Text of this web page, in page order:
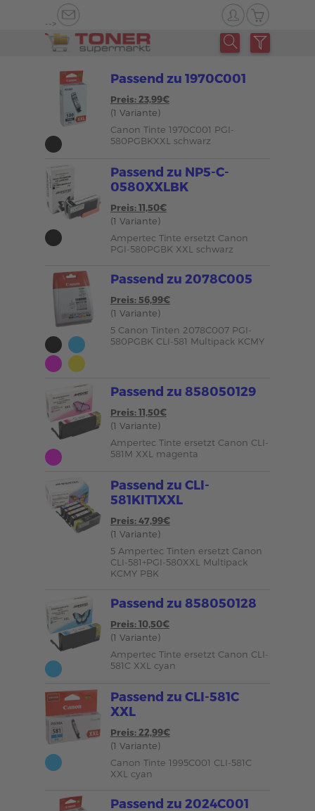
-->
Passend zu 1970C001
Preis: 23,99€
(1 Variante)
Canon Tinte 1970C001 PGI-
580PGBKXXL schwarz
Passend zu NP5-C-
0580XXLBK
Preis: 11,50€
(1 Variante)
Ampertec Tinte ersetzt Canon
PGI-580PGBK XXL schwarz
Passend zu 2078C005
Preis: 56,99€
(1 Variante)
5 Canon Tinten 2078C007 PGI-
580PGBK CLI-581 Multipack KCMY
Passend zu 858050129
Preis: 11,50€
(1 Variante)
Ampertec Tinte ersetzt Canon CLI-
581M XXL magenta
Passend zu CLI-
581KIT1XXL
Preis: 47,99€
(1 Variante)
5 Ampertec Tinten ersetzt Canon
CLI-581+PGI-580XXL Multipack
KCMY PBK
Passend zu 858050128
Preis: 10,50€
(1 Variante)
Ampertec Tinte ersetzt Canon CLI-
581C XXL cyan
Passend zu CLI-581C
XXL
Preis: 22,99€
(1 Variante)
Canon Tinte 1995C001 CLI-581C
XXL cyan
Passend zu 2024C001